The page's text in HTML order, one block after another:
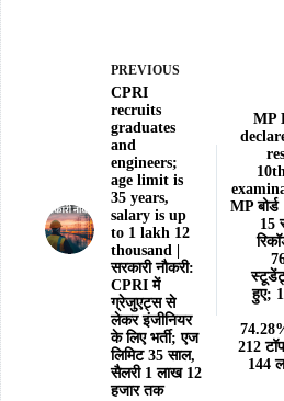
PREVIOUS
CPRI
recruits
graduates
and
engineers;
age limit is
35 years,
salary is up
to 1 lakh 12
thousand |
सरकारी नौकरी:
CPRI में
ग्रेजुएट्स से
लेकर इंजीनियर
के लिए भर्ती; एज
लिमिट 35 साल,
सैलरी 1 लाख 12
हजार तक
MP
MP बोर्ड
15
हुए;
212
144